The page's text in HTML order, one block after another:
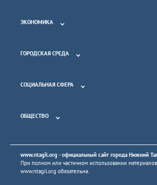
ЭКОНОМИКА
ГОРОДСКАЯ СРЕДА
СОЦИАЛЬНАЯ СФЕРА
ОБЩЕСТВО
www.ntagil.org - официальный сайт города Нижний
При полном или частичном использовании
www.ntagil.org обязательна.